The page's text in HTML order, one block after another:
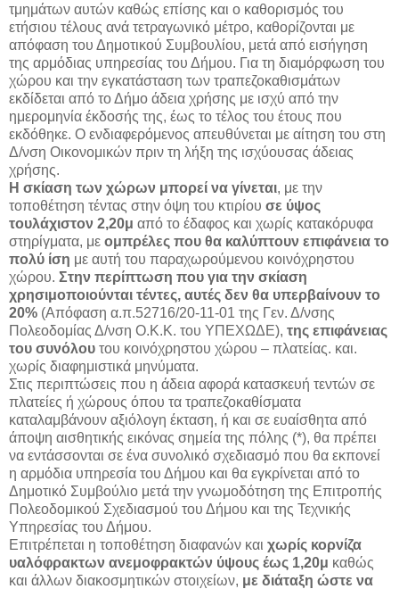
τμημάτων αυτών καθώς επίσης και ο καθορισμός του
ετήσιου τέλους ανά τετραγωνικό μέτρο, καθορίζονται με
απόφαση του Δημοτικού Συμβουλίου, μετά από εισήγηση
της αρμόδιας υπηρεσίας του Δήμου. Για τη διαμόρφωση του
χώρου και την εγκατάσταση των τραπεζοκαθισμάτων
εκδίδεται από το Δήμο άδεια χρήσης με ισχύ από την
ημερομηνία έκδοσής της, έως το τέλος του έτους που
εκδόθηκε. Ο ενδιαφερόμενος απευθύνεται με αίτηση του στη
Δ/νση Οικονομικών πριν τη λήξη της ισχύουσας άδειας
χρήσης.
Η σκίαση των χώρων μπορεί να γίνεται, με την
τοποθέτηση τέντας στην όψη του κτιρίου σε ύψος
τουλάχιστον 2,20μ από το έδαφος και χωρίς κατακόρυφα
στηρίγματα, με ομπρέλες που θα καλύπτουν επιφάνεια το
πολύ ίση με αυτή του παραχωρούμενου κοινόχρηστου
χώρου. Στην περίπτωση που για την σκίαση
χρησιμοποιούνται τέντες, αυτές δεν θα υπερβαίνουν το
20% (Απόφαση α.π.52716/20-11-01 της Γεν. Δ/νσης
Πολεοδομίας Δ/νση Ο.Κ.Κ. του ΥΠΕΧΩΔΕ), της επιφάνειας
του συνόλου του κοινόχρηστου χώρου – πλατείας. και.
χωρίς διαφημιστικά μηνύματα.
Στις περιπτώσεις που η άδεια αφορά κατασκευή τεντών σε
πλατείες ή χώρους όπου τα τραπεζοκαθίσματα
καταλαμβάνουν αξιόλογη έκταση, ή και σε ευαίσθητα από
άποψη αισθητικής εικόνας σημεία της πόλης (*), θα πρέπει
να εντάσσονται σε ένα συνολικό σχεδιασμό που θα εκπονεί
η αρμόδια υπηρεσία του Δήμου και θα εγκρίνεται από το
Δημοτικό Συμβούλιο μετά την γνωμοδότηση της Επιτροπής
Πολεοδομικού Σχεδιασμού του Δήμου και της Τεχνικής
Υπηρεσίας του Δήμου.
Επιτρέπεται η τοποθέτηση διαφανών και χωρίς κορνίζα
υαλόφρακτων ανεμοφρακτών ύψους έως 1,20μ καθώς
και άλλων διακοσμητικών στοιχείων, με διάταξη ώστε να